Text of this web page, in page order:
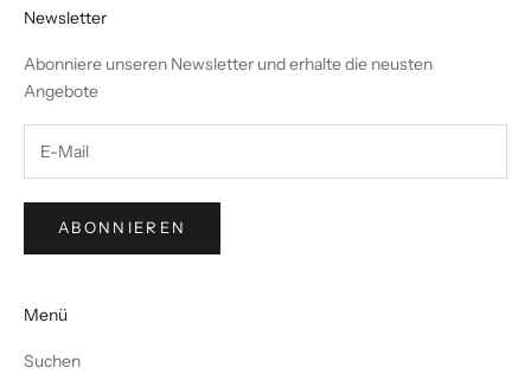
Newsletter
Abonniere unseren Newsletter und erhalte die neusten
Angebote
ABONNIEREN
Menü
Suchen